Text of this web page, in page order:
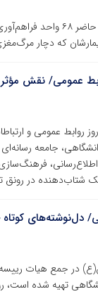
رئیس دانشگاه علوم پزشکی شهید
عمومی/ نقش
عمومی و
جامعه
در رونق
کوتاه
جمع هیات رییسه و
تهیه شده است،